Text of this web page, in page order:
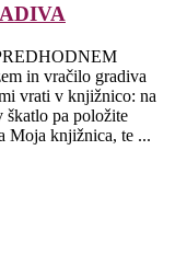
in vračilo gradiva
vrati v knjižnico: na
škatlo pa položite
Moja knjižnica, te ...